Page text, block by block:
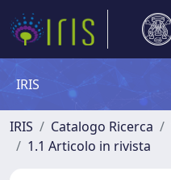
IRIS
IRIS Catalogo Ricerca
1.1 Articolo in rivista